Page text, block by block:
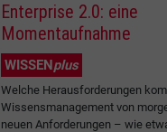
Enterprise 2.0: eine
Momentaufnahme
WISSENplus
Welche Herausforderungen
Wissensmanagement von
neuen Anforderungen – wie